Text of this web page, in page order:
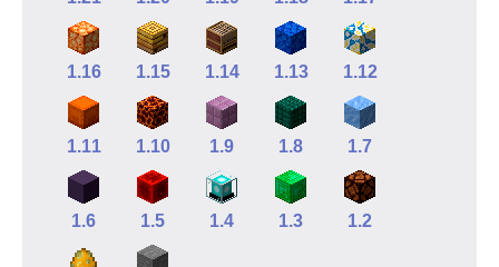
1.16 1.15 1.14 1.13 1.12
1.11 1.10 1.9 1.8 1.7
1.6 1.5 1.4 1.3 1.2